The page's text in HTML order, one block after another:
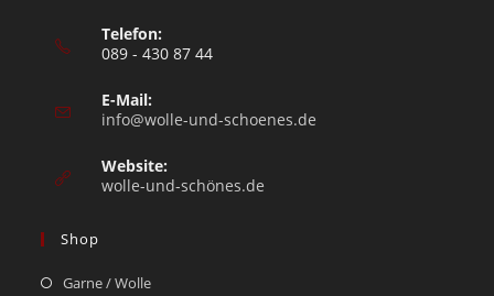
Telefon:
089 - 430 87 44
E-Mail:
info@wolle-und-schoenes.de
Website:
wolle-und-schönes.de
Shop
Garne / Wolle